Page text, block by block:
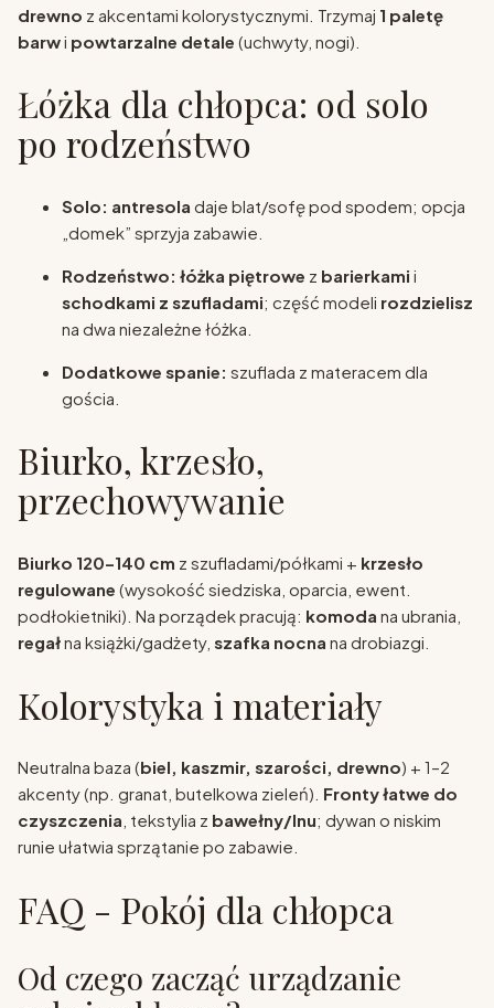
drewno z akcentami kolorystycznymi. Trzymaj 1 paletę
barwi powtarzalne detale (uchwyty, nogi).
Łóżka dla chłopca: od solo
po rodzeństwo
Solo: antresola daje blat/sofę pod spodem; opcja
„domek” sprzyja zabawie.
Rodzeństwo: łóżka piętrowe z barierkami i
schodkami z szufladami; część modeli rozdzielisz
na dwa niezależne łóżka.
Dodatkowe spanie: szuflada z materacem dla
gościa.
Biurko, krzesło,
przechowywanie
Biurko 120–140 cm z szufladami/półkami + krzesło
regulowane (wysokość siedziska, oparcia, ewent.
podłokietniki). Na porządek pracują: komoda na ubrania,
regałna książki/gadżety, szafka nocna na drobiazgi.
Kolorystyka i materiały
Neutralna baza (biel, kaszmir, szarości, drewno) + 1–2
akcenty (np. granat, butelkowa zieleń). Fronty łatwe do
czyszczenia , tekstylia z bawełny/lnu; dywan o niskim
runie ułatwia sprzątanie po zabawie.
FAQ - Pokój dla chłopca
Od czego zacząć urządzanie